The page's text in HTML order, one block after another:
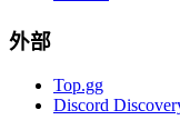
外部
Top.gg
Discord